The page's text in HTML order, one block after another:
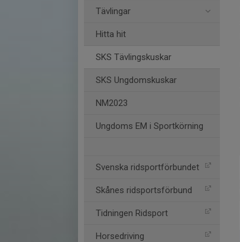
Tävlingar
Hitta hit
SKS Tävlingskuskar
SKS Ungdomskuskar
NM2023
Ungdoms EM i Sportkörning
Svenska ridsportförbundet
Skånes ridsportsförbund
Tidningen Ridsport
Horsedriving